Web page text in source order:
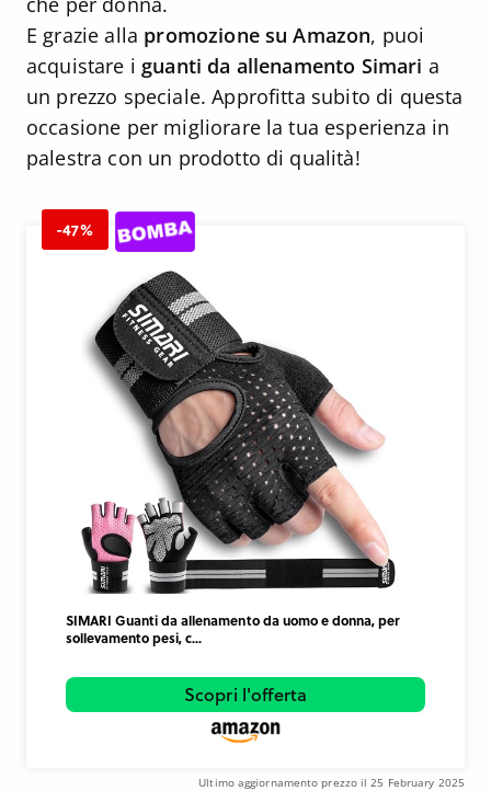
E grazie alla promozione su Amazon, puoi
acquistare i guanti da allenamento Simari a
un prezzo speciale. Approfitta subito di questa
occasione per migliorare la tua esperienza in
palestra con un prodotto di qualità!
-47%
SIMARI Guanti da allenamento da uomo e donna, per
sollevamento pesi, c...
Scopri l'offerta
Ultimo aggiornamento prezzo il 25 February 2025